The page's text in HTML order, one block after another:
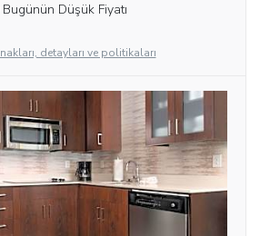
Bugünün Düşük Fiyatı
detayları ve politikaları